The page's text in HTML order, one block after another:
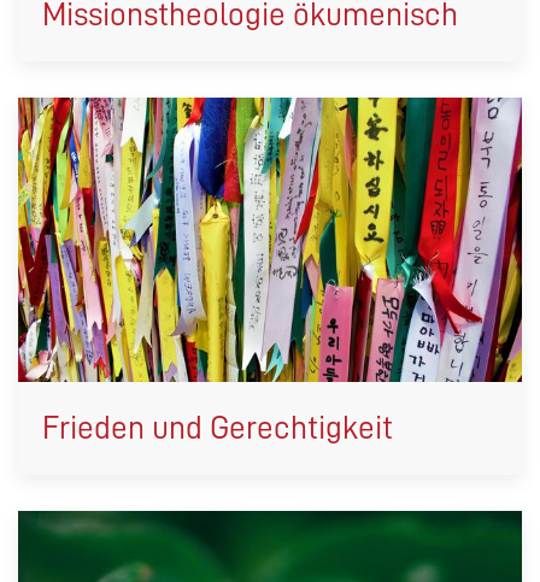
Missionstheologie ökumenisch
Frieden und Gerechtigkeit